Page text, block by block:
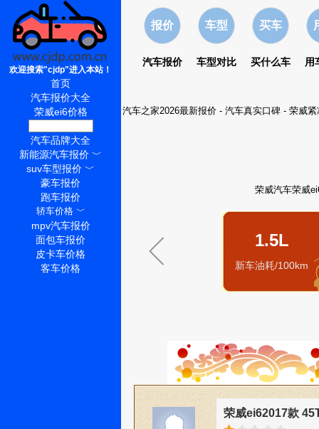
报价
汽车报价
车型
车型对比
买车
买什么车 用
汽车之家2026最新报价 - 汽车真实口碑 - 荣威紧
荣威汽车荣威
1.5L
新车油耗/100km
荣威ei62017款
欢迎搜索"cjdp"进入本站！
首页
汽车报价大全
荣威ei6价格
汽车品牌大全
新能源汽车报价 ﹀
suv车型报价 ﹀
豪车报价
跑车报价
轿车价格﹀
mpv汽车报价
面包车报价
皮卡车价格
客车价格